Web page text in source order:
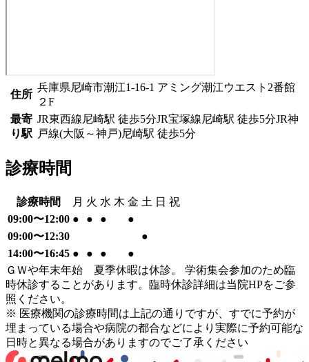
住所
兵庫県尼崎市潮江1-16-1 アミング潮江ウエスト2番館
２F
最寄
り駅
JR東西線尼崎駅 徒歩5分JR宝塚線尼崎駅 徒歩5分JR神
戸線(大阪～神戸)尼崎駅 徒歩5分
診療時間
診療時間 月 火 水 木 金 土 日 祝
09:00〜12:00 ● ● ●
●
09:00〜12:30
●
14:00〜16:45 ● ● ●
●
ＧＷや年末年始 夏季休暇は休診。 学術集会参加のため臨
時休診することがあります。臨時休診詳細は当院HPをご参
照ください。
※ 医療機関の診療時間は上記の通りですが、すでに予約が
埋まっている場合や病院の都合などにより実際に予約可能な
日時と異なる場合がありますのでご了承ください